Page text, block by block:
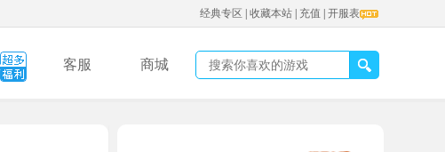
经典专区 收藏本站 充值 开服表
客服 商城